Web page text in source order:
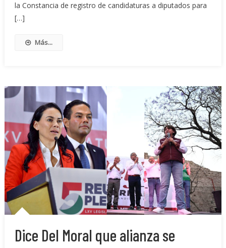
la Constancia de registro de candidaturas a diputados para
[…]
Más...
Dice Del Moral que alianza se